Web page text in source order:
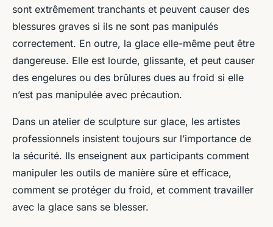
sont extrêmement tranchants et peuvent causer des
blessures graves si ils ne sont pas manipulés
correctement. En outre, la glace elle-même peut être
dangereuse. Elle est lourde, glissante, et peut causer
des engelures ou des brûlures dues au froid si elle
n’est pas manipulée avec précaution.
Dans un atelier de sculpture sur glace, les artistes
professionnels insistent toujours sur l’importance de
la sécurité. Ils enseignent aux participants comment
manipuler les outils de manière sûre et efficace,
comment se protéger du froid, et comment travailler
avec la glace sans se blesser.